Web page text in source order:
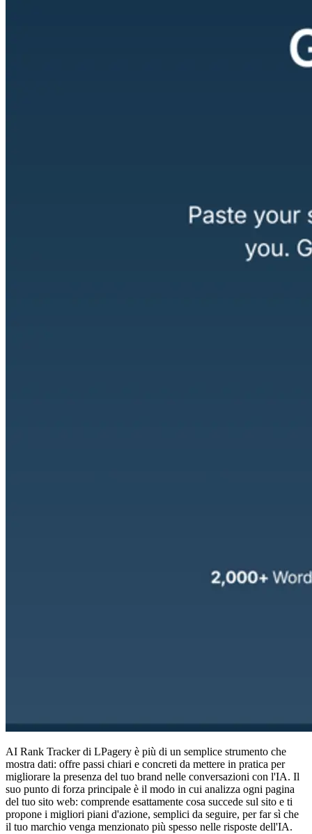
AI Rank Tracker di LPagery è più di un semplice strumento che
mostra dati: offre passi chiari e concreti da mettere in pratica per
migliorare la presenza del tuo brand nelle conversazioni con l'IA. Il
suo punto di forza principale è il modo in cui analizza ogni pagina
del tuo sito web: comprende esattamente cosa succede sul sito e ti
propone i migliori piani d'azione, semplici da seguire, per far sì che
il tuo marchio venga menzionato più spesso nelle risposte dell'IA.